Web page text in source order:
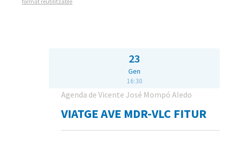
23
Gen
16:30
Agenda de Vicente José Mompó Aledo
VIATGE AVE MDR-VLC FITUR